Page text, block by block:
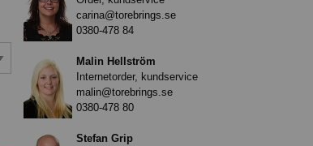
carina@torebrings.se
0380-478 84
Malin Hellström
Internetorder, kundservice
malin@torebrings.se
0380-478 80
Stefan Grip